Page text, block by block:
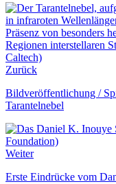
Zurück
Bildveröffentlichung /
Tarantelnebel
Weiter
Erste Eindrücke vom